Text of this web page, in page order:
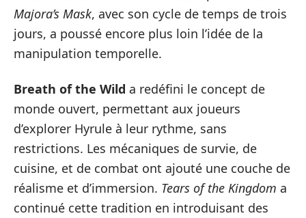
Majora’s Mask, avec son cycle de temps de trois
jours, a poussé encore plus loin l’idée de la
manipulation temporelle.
Breath of the Wild a redéfini le concept de
monde ouvert, permettant aux joueurs
d’explorer Hyrule à leur rythme, sans
restrictions. Les mécaniques de survie, de
cuisine, et de combat ont ajouté une couche de
réalisme et d’immersion. Tears of the Kingdom a
continué cette tradition en introduisant des